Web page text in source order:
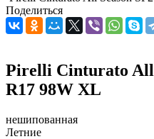
Поделиться
Pirelli Cinturato All
R17 98W XL
нешипованная
Летние